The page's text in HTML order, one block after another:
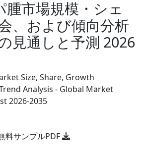
腫市場規模・シェ
、および傾向分析
見通しと予測 2026
Size, Share, Growth
Analysis - Global Market
2026-2035
料サンプルPDF